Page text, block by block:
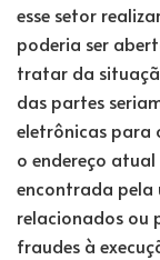
esse setor
poderia ser
tratar da
das partes
eletrônicas para
o endereço
encontrada pela
relacionados ou
fraudes à